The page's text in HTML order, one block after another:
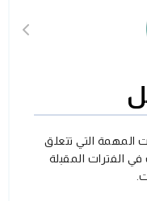
المهمة التي تتعلق
الفترات المقبلة